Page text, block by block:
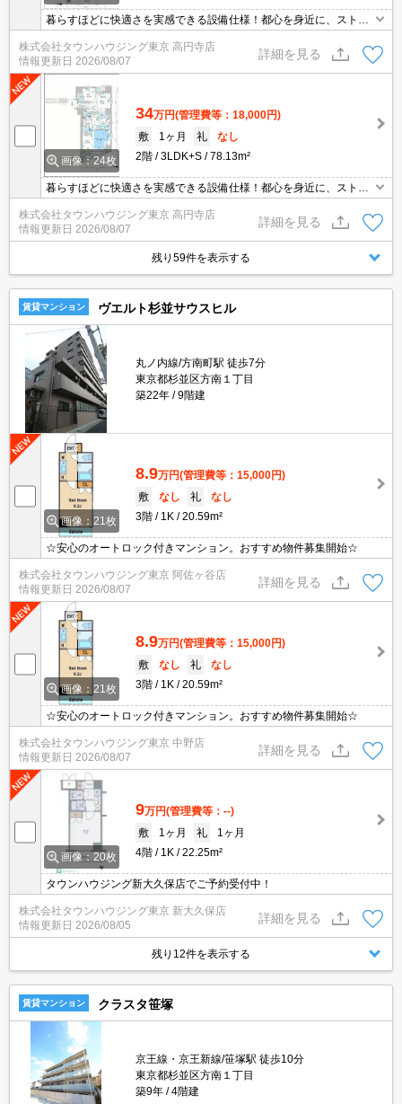
暮らすほどに快適さを実感できる設備仕様！都心を身近に、ストレ
スフリーな暮らしを楽しむ！住むほどに愛着が深まる暮らしやすい
街！！
株式会社タウンハウジング東京 高円寺店
情報更新日 2026/08/07
詳細を見る
画像：24枚
34万円(管理費等：18,000円)
敷
1ヶ月 礼
なし
2階
3LDK+S 78.13m²
暮らすほどに快適さを実感できる設備仕様！都心を身近に、ストレ
スフリーな暮らしを楽しむ！住むほどに愛着が深まる暮らしやすい
街！！
株式会社タウンハウジング東京 高円寺店
情報更新日 2026/08/07
詳細を見る
残り59件を表示する
賃貸マンション ヴエルト杉並サウスヒル
丸ノ内線/方南町駅 徒歩7分
東京都杉並区方南１丁目
築22年
9階建
画像：21枚
8.9万円(管理費等：15,000円)
敷
なし 礼
なし
3階
1K 20.59m²
☆安心のオートロック付きマンション。おすすめ物件募集開始☆
株式会社タウンハウジング東京 阿佐ヶ谷店
情報更新日 2026/08/07
詳細を見る
画像：21枚
8.9万円(管理費等：15,000円)
敷
なし 礼
なし
3階
1K 20.59m²
☆安心のオートロック付きマンション。おすすめ物件募集開始☆
株式会社タウンハウジング東京 中野店
情報更新日 2026/08/07
詳細を見る
画像：20枚
9万円(管理費等：--)
敷
1ヶ月 礼
1ヶ月
4階
1K 22.25m²
タウンハウジング新大久保店でご予約受付中！
株式会社タウンハウジング東京 新大久保店
情報更新日 2026/08/05
詳細を見る
残り12件を表示する
賃貸マンション クラスタ笹塚
京王線・京王新線/笹塚駅 徒歩10分
東京都杉並区方南１丁目
築9年
4階建